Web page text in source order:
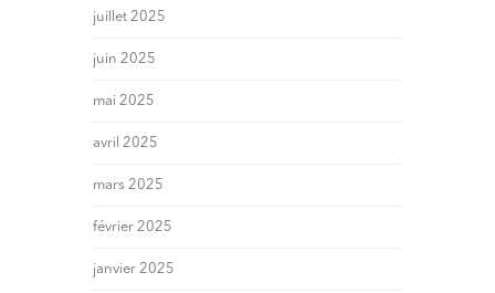
juillet 2025
juin 2025
mai 2025
avril 2025
mars 2025
février 2025
janvier 2025